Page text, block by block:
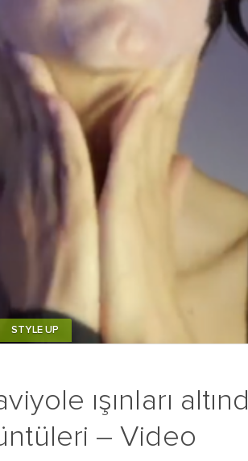
ışınları
– Video
STYLE UP